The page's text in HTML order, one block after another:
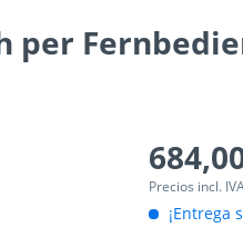
per
Precios incl.
¡Entrega